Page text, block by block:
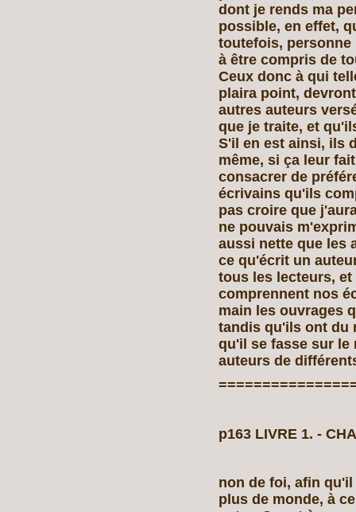
dont je rends ma
possible, en effet,
toutefois, personne
à être compris de
Ceux donc à qui
plaira point,
autres auteurs
que je traite, et
S'il en est ainsi, ils
même, si ça leur
con­sacrer de
écrivains qu'ils
pas croire que
ne pouvais
aussi nette que les
ce qu'écrit un
tous les lecteurs,
comprennent nos
main les ouvrages
tandis qu'ils ont du
qu'il se fasse sur le
auteurs de
p163 LIVRE 1. ‑
non de foi, afin
plus de monde, à